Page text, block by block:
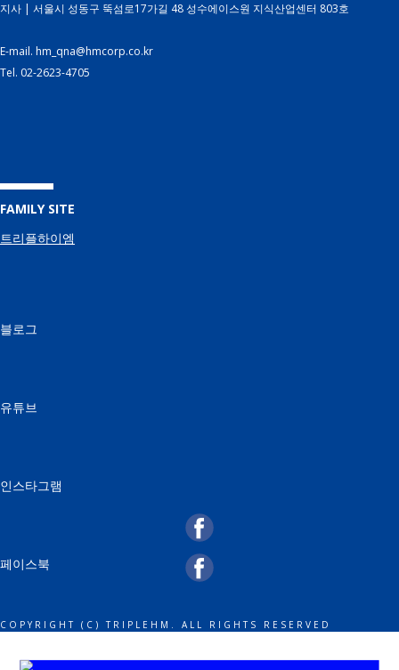
지사 | 서울시 성동구 뚝섬로17가길 48 성수에이스원 지식산업센터 803호
E-mail. hm_qna@hmcorp.co.kr
Tel. 02-2623-4705
FAMILY SITE
트리플하이엠
블로그
유튜브
인스타그램
페이스북
COPYRIGHT (C) TRIPLEHM. ALL RIGHTS RESERVED